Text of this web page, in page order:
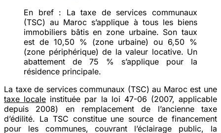
En bref : La taxe de services communaux
(TSC) au Maroc s’applique à tous les biens
immobiliers bâtis en zone urbaine. Son taux
est de 10,50 % (zone urbaine) ou 6,50 %
(zone périphérique) de la valeur locative. Un
abattement de 75 % s’applique pour la
résidence principale.
La taxe de services communaux (TSC) au Maroc est une
taxe locale instituée par la loi 47-06 (2007, applicable
depuis 2008) en remplacement de l’ancienne taxe
d’édilité. La TSC constitue une source de financement
pour les communes, couvrant l’éclairage public, la